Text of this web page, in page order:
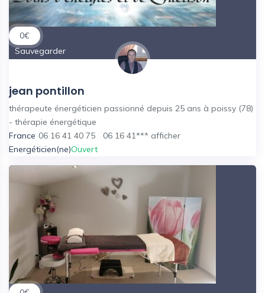
0€
Sauvegarder
jean pontillon
thérapeute énergéticien passionné depuis 25 ans à poissy (78)
- thérapie énergétique
France 06 16 41 40 75 06 16 41*** afficher
Energéticien(ne)Ouvert